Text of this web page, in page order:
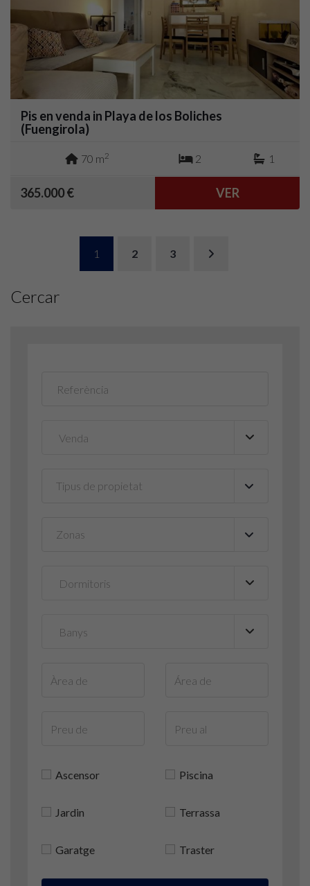
Pis en venda in Playa de los Boliches
(Fuengirola)
70 m2 2 1
365.000 € VER
1 2 3
Cercar
Tipus de propietat ▼
Zonas ▼
Ascensor Piscina
Jardin Terrassa
Garatge Traster